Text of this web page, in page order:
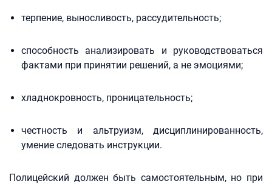
терпение, выносливость, рассудительность;
способность анализировать и руководствоваться
фактами при принятии решений, а не эмоциями;
хладнокровность, проницательность;
честность и альтруизм, дисциплинированность,
умение следовать инструкции.
Полицейский должен быть самостоятельным, но при